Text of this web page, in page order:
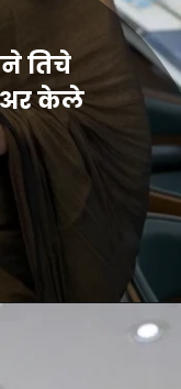
तिचे
केले